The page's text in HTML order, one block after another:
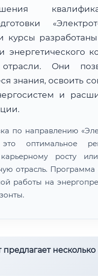
курсы
энергетического
отрасли. Они
знания, освоить
и
по направлению
оптимальное
росту
отрасль. Программа
работы на